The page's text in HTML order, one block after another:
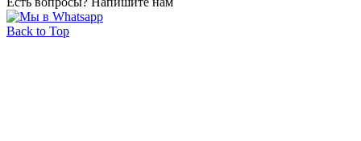
Back to Top